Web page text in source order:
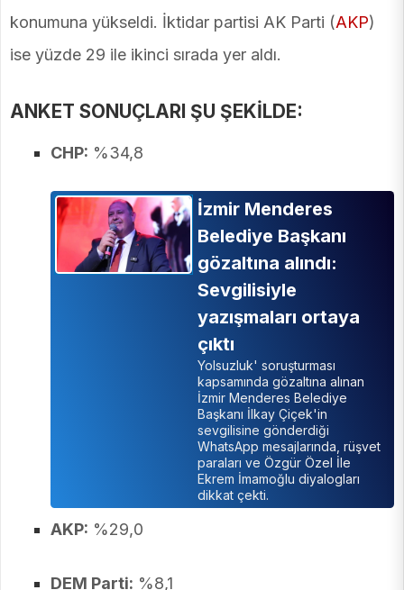
konumuna yükseldi. İktidar partisi AK Parti (AKP)
ise yüzde 29 ile ikinci sırada yer aldı.
ANKET SONUÇLARI ŞU ŞEKİLDE:
CHP: %34,8
İzmir Menderes
Belediye Başkanı
gözaltına alındı:
Sevgilisiyle
yazışmaları ortaya
çıktı
Yolsuzluk' soruşturması
kapsamında gözaltına alınan
İzmir Menderes Belediye
Başkanı İlkay Çiçek'in
sevgilisine gönderdiği
WhatsApp mesajlarında, rüşvet
paraları ve Özgür Özel İle
Ekrem İmamoğlu diyalogları
dikkat çekti.
AKP: %29,0
DEM Parti: %8,1